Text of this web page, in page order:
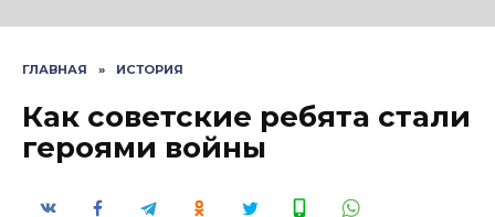
ГЛАВНАЯ » ИСТОРИЯ
Как советские ребята стали
героями войны